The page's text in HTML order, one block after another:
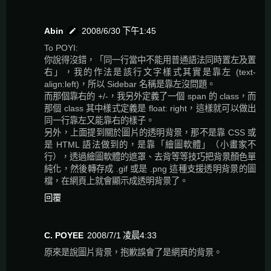
Abin
2008/6/30 下午1:45
To POYI:
你說得沒錯，「同一行當中不能用普通語法同時置左及置
右」，我的作法是該行文字樣式其實是靠左 (text-
align:left)，所以 Sidebar 名稱是靠左沒問題。
而那個靠右的 +/-，我另外定義了一個 span 的 class，而
那個 class 其中樣式定義是 float: right，這樣就可以做出
同一行靠左又能靠右的樣子。
另外，上面提到關於圖片的透明背景，那不是靠 CSS 或
是 HTML 語法做到的，是靠「繪圖軟體」（小畫家不
行），透過繪圖軟體的遮罩、去背等等技巧把背景顏色單
純化，然後轉存成 .gif 或是 .png 這種支援透明背景的圖
檔，在網頁上就會顯示成透明背景了。
回覆
C. POYEE 2008/7/1 凌晨4:33
原來是說圖片背景，抱歉誤會了是網頁的背景。